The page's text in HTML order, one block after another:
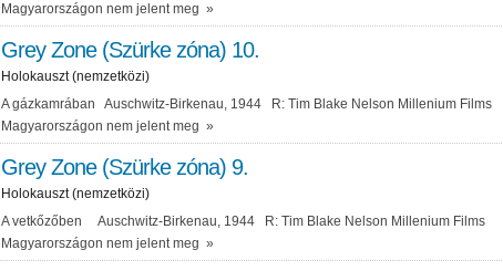
Magyarországon nem jelent meg »
Grey Zone (Szürke zóna) 10.
Holokauszt (nemzetközi)
A gázkamrában Auschwitz-Birkenau, 1944 R: Tim Blake Nelson Millenium Films
Magyarországon nem jelent meg »
Grey Zone (Szürke zóna) 9.
Holokauszt (nemzetközi)
A vetkőzőben Auschwitz-Birkenau, 1944 R: Tim Blake Nelson Millenium Films
Magyarországon nem jelent meg »